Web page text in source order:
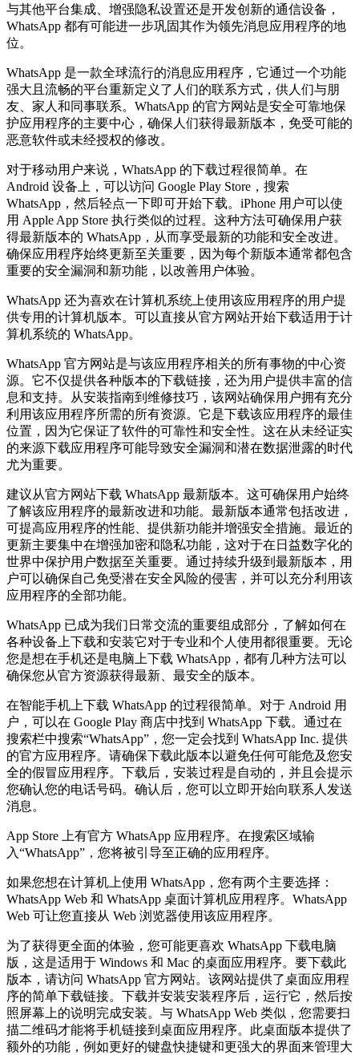
与其他平台集成、增强隐私设置还是开发创新的通信设备，
WhatsApp 都有可能进一步巩固其作为领先消息应用程序的地
位。
WhatsApp 是一款全球流行的消息应用程序，它通过一个功能
强大且流畅的平台重新定义了人们的联系方式，供人们与朋
友、家人和同事联系。WhatsApp 的官方网站是安全可靠地保
护应用程序的主要中心，确保人们获得最新版本，免受可能的
恶意软件或未经授权的修改。
对于移动用户来说，WhatsApp 的下载过程很简单。在
Android 设备上，可以访问 Google Play Store，搜索
WhatsApp，然后轻点一下即可开始下载。iPhone 用户可以使
用 Apple App Store 执行类似的过程。这种方法可确保用户获
得最新版本的 WhatsApp，从而享受最新的功能和安全改进。
确保应用程序始终更新至关重要，因为每个新版本通常都包含
重要的安全漏洞和新功能，以改善用户体验。
WhatsApp 还为喜欢在计算机系统上使用该应用程序的用户提
供专用的计算机版本。可以直接从官方网站开始下载适用于计
算机系统的 WhatsApp。
WhatsApp 官方网站是与该应用程序相关的所有事物的中心资
源。它不仅提供各种版本的下载链接，还为用户提供丰富的信
息和支持。从安装指南到维修技巧，该网站确保用户拥有充分
利用该应用程序所需的所有资源。它是下载该应用程序的最佳
位置，因为它保证了软件的可靠性和安全性。这在从未经证实
的来源下载应用程序可能导致安全漏洞和潜在数据泄露的时代
尤为重要。
建议从官方网站下载 WhatsApp 最新版本。这可确保用户始终
了解该应用程序的最新改进和功能。最新版本通常包括改进，
可提高应用程序的性能、提供新功能并增强安全措施。最近的
更新主要集中在增强加密和隐私功能，这对于在日益数字化的
世界中保护用户数据至关重要。通过持续升级到最新版本，用
户可以确保自己免受潜在安全风险的侵害，并可以充分利用该
应用程序的全部功能。
WhatsApp 已成为我们日常交流的重要组成部分，了解如何在
各种设备上下载和安装它对于专业和个人使用都很重要。无论
您是想在手机还是电脑上下载 WhatsApp，都有几种方法可以
确保您从官方资源获得最新、最安全的版本。
在智能手机上下载 WhatsApp 的过程很简单。对于 Android 用
户，可以在 Google Play 商店中找到 WhatsApp 下载。通过在
搜索栏中搜索“WhatsApp”，您一定会找到 WhatsApp Inc. 提供
的官方应用程序。请确保下载此版本以避免任何可能危及您安
全的假冒应用程序。下载后，安装过程是自动的，并且会提示
您确认您的电话号码。确认后，您可以立即开始向联系人发送
消息。
App Store 上有官方 WhatsApp 应用程序。在搜索区域输
入“WhatsApp”，您将被引导至正确的应用程序。
如果您想在计算机上使用 WhatsApp，您有两个主要选择：
WhatsApp Web 和 WhatsApp 桌面计算机应用程序。WhatsApp
Web 可让您直接从 Web 浏览器使用该应用程序。
为了获得更全面的体验，您可能更喜欢 WhatsApp 下载电脑
版，这是适用于 Windows 和 Mac 的桌面应用程序。要下载此
版本，请访问 WhatsApp 官方网站。该网站提供了桌面应用程
序的简单下载链接。下载并安装安装程序后，运行它，然后按
照屏幕上的说明完成安装。与 WhatsApp Web 类似，您需要扫
描二维码才能将手机链接到桌面应用程序。此桌面版本提供了
额外的功能，例如更好的键盘快捷键和更强大的界面来管理大